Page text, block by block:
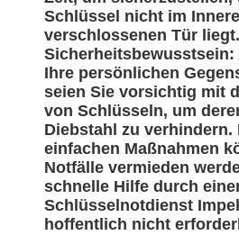
Schlüssel nicht im
verschlossenen Tür liegt.
Sicherheitsbewusstsein:
Ihre persönlichen
seien Sie vorsichtig mit
von Schlüsseln, um
Diebstahl zu verhindern.
einfachen Maßnahmen
Notfälle vermieden
schnelle Hilfe durch
Schlüsselnotdienst
hoffentlich nicht